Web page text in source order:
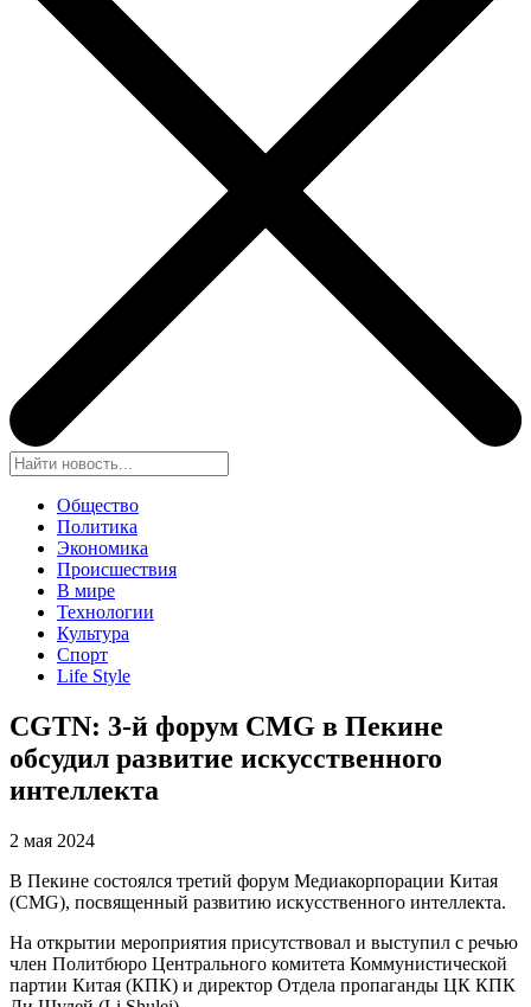
Общество
Политика
Экономика
Происшествия
В мире
Технологии
Культура
Спорт
Life Style
CGTN: 3-й форум CMG в Пекине
обсудил развитие искусственного
интеллекта
2 мая 2024
В Пекине состоялся третий форум Медиакорпорации Китая
(CMG), посвященный развитию искусственного интеллекта.
На открытии мероприятия присутствовал и выступил с речью
член Политбюро Центрального комитета Коммунистической
партии Китая (КПК) и директор Отдела пропаганды ЦК КПК